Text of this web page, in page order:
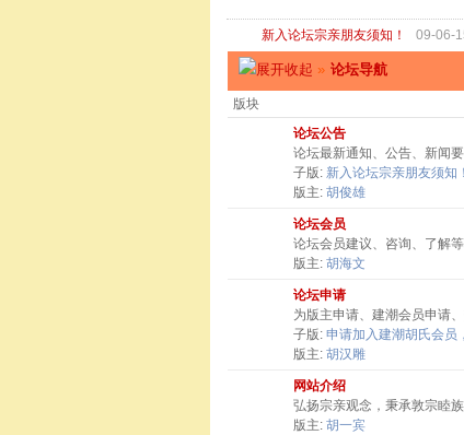
新入论坛宗亲朋友须知！ 09-06-
» 论坛导航
版块
论坛公告
论坛最新通知、公告、新闻要
子版: 新入论坛宗亲朋友须知！
版主: 胡俊雄
论坛会员
论坛会员建议、咨询、了解等
版主: 胡海文
论坛申请
为版主申请、建潮会员申请、
子版: 申请加入建潮胡氏会员
版主: 胡汉雕
网站介绍
弘扬宗亲观念，秉承敦宗睦
版主: 胡一宾